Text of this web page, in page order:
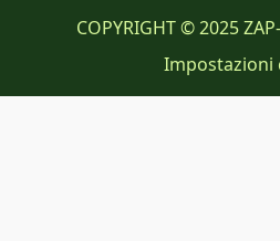
COPYRIGHT © 2025
Impostazioni